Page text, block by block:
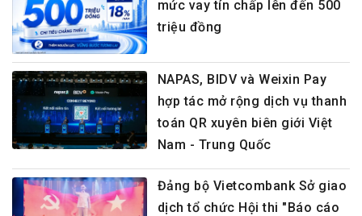
mức vay tín chấp lên đến 500
triệu đồng
NAPAS, BIDV và Weixin Pay
hợp tác mở rộng dịch vụ thanh
toán QR xuyên biên giới Việt
Nam - Trung Quốc
Đảng bộ Vietcombank Sở giao
dịch tổ chức Hội thi "Báo cáo